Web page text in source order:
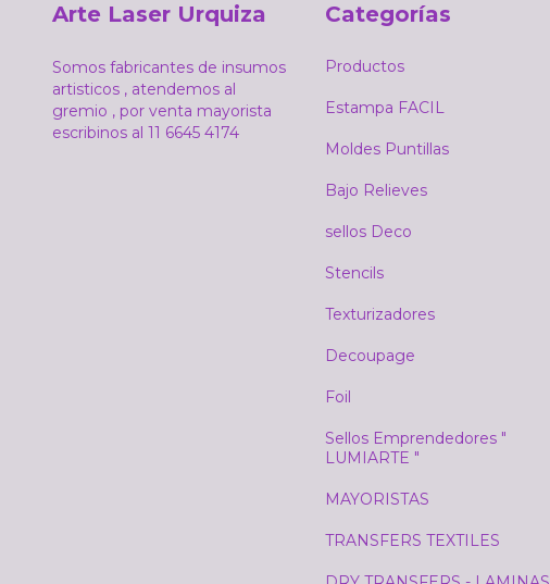
Arte Laser Urquiza
Somos fabricantes de insumos
artisticos , atendemos al
gremio , por venta mayorista
escribinos al 11 6645 4174
Categorías
Productos
Estampa FACIL
Moldes Puntillas
Bajo Relieves
sellos Deco
Stencils
Texturizadores
Decoupage
Foil
Sellos Emprendedores "
LUMIARTE "
MAYORISTAS
TRANSFERS TEXTILES